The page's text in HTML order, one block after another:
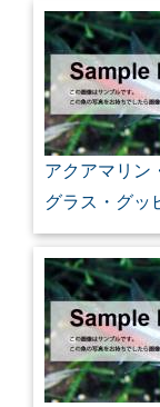
アクアマリン
グラス・グッ